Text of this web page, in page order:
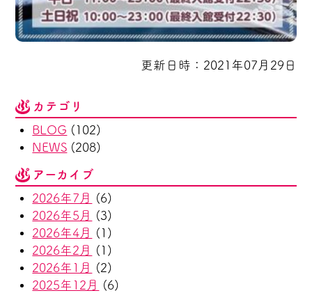
更新日時：2021年07月29日
カテゴリ
BLOG (102)
NEWS (208)
アーカイブ
2026年7月
(6)
2026年5月
(3)
2026年4月
(1)
2026年2月
(1)
2026年1月
(2)
2025年12月
(6)